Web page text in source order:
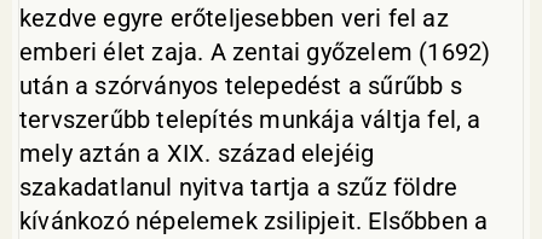
kezdve egyre erőteljesebben veri fel az
emberi élet zaja. A zentai győzelem (1692)
után a szórványos telepedést a sűrűbb s
tervszerűbb telepítés munkája váltja fel, a
mely aztán a XIX. század elejéig
szakadatlanul nyitva tartja a szűz földre
kívánkozó népelemek zsilipjeit. Elsőbben a